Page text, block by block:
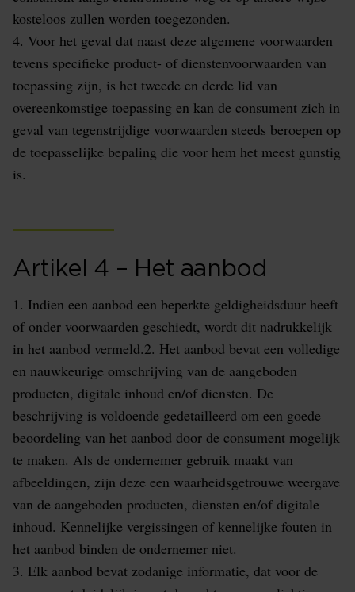
kosteloos zullen worden toegezonden.
4. Voor het geval dat naast deze algemene voorwaarden
tevens specifieke product- of dienstenvoorwaarden van
toepassing zijn, is het tweede en derde lid van
overeenkomstige toepassing en kan de consument zich in
geval van tegenstrijdige voorwaarden steeds beroepen op
de toepasselijke bepaling die voor hem het meest gunstig
is.
Artikel 4 – Het aanbod
1. Indien een aanbod een beperkte geldigheidsduur heeft
of onder voorwaarden geschiedt, wordt dit nadrukkelijk
in het aanbod vermeld.2. Het aanbod bevat een volledige
en nauwkeurige omschrijving van de aangeboden
producten, digitale inhoud en/of diensten. De
beschrijving is voldoende gedetailleerd om een goede
beoordeling van het aanbod door de consument mogelijk
te maken. Als de ondernemer gebruik maakt van
afbeeldingen, zijn deze een waarheidsgetrouwe weergave
van de aangeboden producten, diensten en/of digitale
inhoud. Kennelijke vergissingen of kennelijke fouten in
het aanbod binden de ondernemer niet.
3. Elk aanbod bevat zodanige informatie, dat voor de